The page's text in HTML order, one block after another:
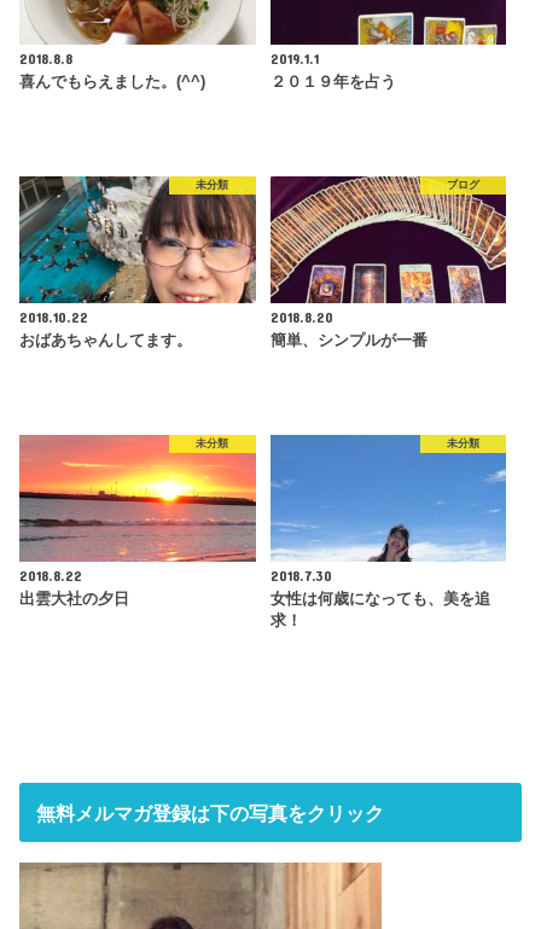
2018.8.8
喜んでもらえました。(^^)
2019.1.1
２０１９年を占う
未分類
2018.10.22
おばあちゃんしてます。
ブログ
2018.8.20
簡単、シンプルが一番
未分類
2018.8.22
出雲大社の夕日
未分類
2018.7.30
女性は何歳になっても、美を追
求！
無料メルマガ登録は下の写真をクリック